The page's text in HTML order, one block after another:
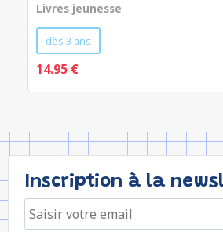
Livres jeunesse
dès 3 ans
14.95 €
Inscription à la